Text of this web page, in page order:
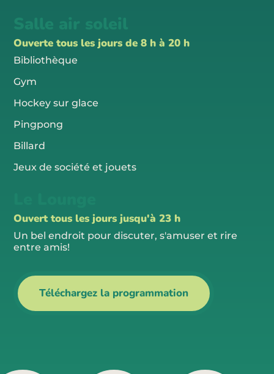
Ouverte tous les jours de 8 h à 20 h
Bibliothèque
Gym
Hockey sur glace
Pingpong
Billard
Jeux de société et jouets
Ouvert tous les jours jusqu'à 23 h
Un bel endroit pour discuter, s'amuser et rire
entre amis!
Téléchargez la programmation